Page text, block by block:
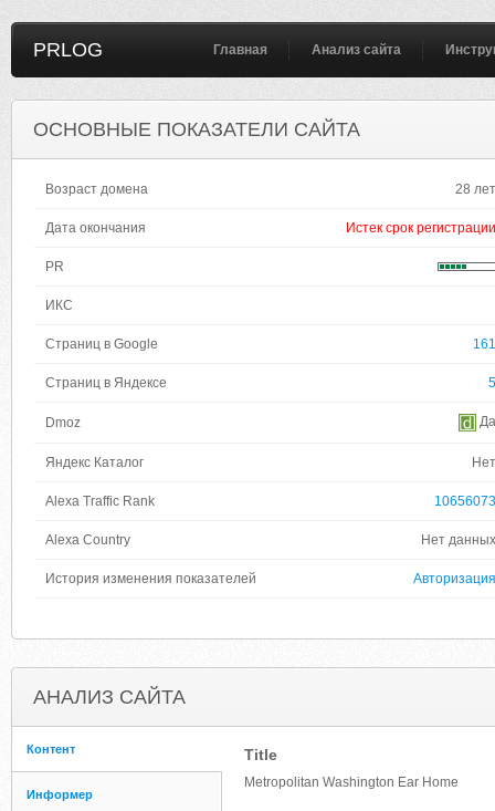
PRLOG Главная Анализ сайта
ОСНОВНЫЕ ПОКАЗАТЕЛИ САЙТА
Возраст домена 28 лет
Дата окончания Истек срок регистрации
PR
ИКС
Страниц в Google 161
Страниц в Яндексе 5
Dmoz Да
Яндекс Каталог Нет
Alexa Traffic Rank 10656073
Alexa Country Нет данных
История изменения показателей Авторизация
АНАЛИЗ САЙТА
Контент
Информер
Title
Metropolitan Washington Ear Home